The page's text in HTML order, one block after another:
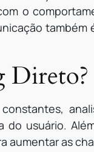
o
também
Direto?
usuário.
aumentar as